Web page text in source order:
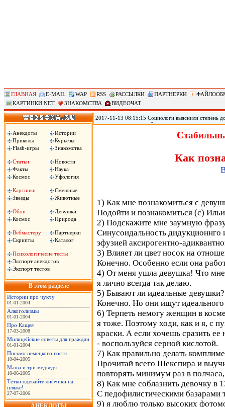
ГЛАВНАЯ E-MAIL WAP RSS РАССЫЛКИ ПАРТНЕРКИ
КАРТИНКИ.NET
ЗНАКОМСТВА ВИДЕОЧАТ
Анекдоты
Истории
Приколы
Курьезы
Flash-игры
Знакомства
Статьи
Новости
Факты
Наука
Космос
Уфология
Картинки
Смешные
Звезды
Животные
Обои
Девушки
Космос
Природа
Вебмастеру
Партнерки
Скрипты
Каталог
Психологичесие тесты
Экспорт анекдотов
Экспорт тестов
В этом разделе
Истории про чукчу
01-01-2004
Алкоголизмы
01-01-2004
Про Кащея
17-03-2008
Милицейские советы для граждан
01-01-2004
Письмо немецкого гостя
10-04-2005
Маша и три медведя
10-06-2005
Тётки одевайте лифчики на
пляже!
27-07-2006
2017-11-13 08:15:15 Социологи выяснили степень
журналистам и полицейским, следует из
полицейские – 3,12 баллов. При этом 40% заявили,
Как
1) Как мне познакомиться с
Подойти и познакомиться (с)
2) Подскажите мне заумную
Синусоидальность
эфузией аксирогентно-
3) Влияет ли цвет носок на
Конечно. Особенно если она
4) От меня ушла девушка! Что
я лично всегда так делаю.
5) Бывают ли идеальные девушки?
Конечно. Но они ищут
6) Терпеть немогу женщин в
я тоже. Поэтому ходи, как и я, с
краски. А если хочешь сразить ее
- воспользуйся серной кислотой.
7) Как правильно делать
Прочитай всего Шекспира и
повторять минимум раз в
8) Как мне соблазнить девочку в
С педофилистическими базарами
9) я люблю только высоких